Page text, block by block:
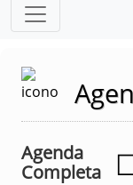
Agenda
Completa